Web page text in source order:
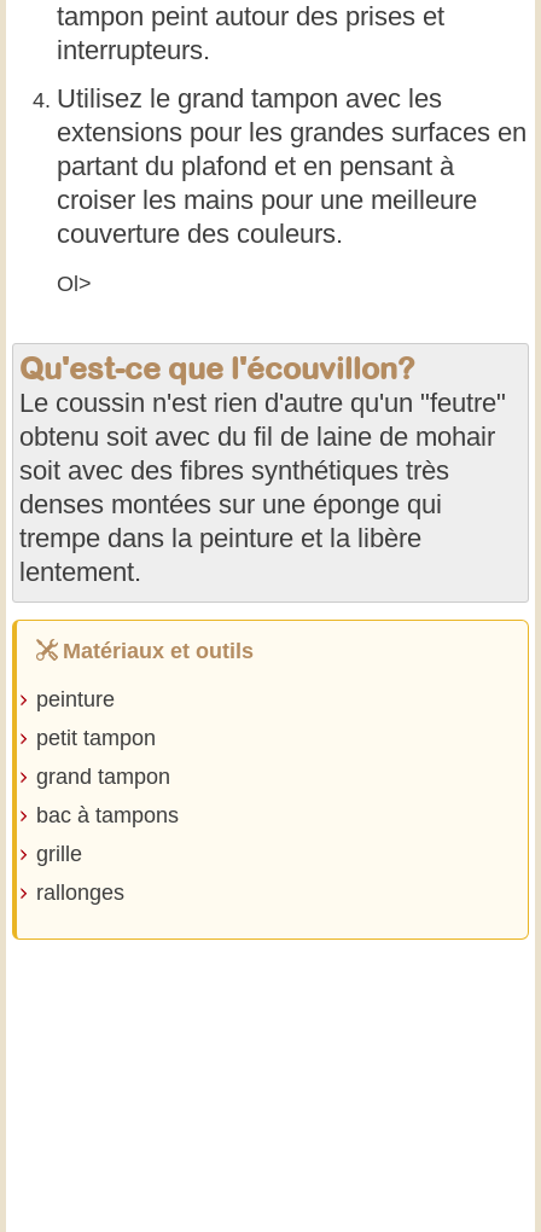
tampon peint autour des prises et
interrupteurs.
Utilisez le grand tampon avec les
extensions pour les grandes surfaces en
partant du plafond et en pensant à
croiser les mains pour une meilleure
couverture des couleurs.
Ol>
Qu'est-ce que l'écouvillon?
Le coussin n'est rien d'autre qu'un "feutre"
obtenu soit avec du fil de laine de mohair
soit avec des fibres synthétiques très
denses montées sur une éponge qui
trempe dans la peinture et la libère
lentement.
Matériaux et outils
peinture
petit tampon
grand tampon
bac à tampons
grille
rallonges